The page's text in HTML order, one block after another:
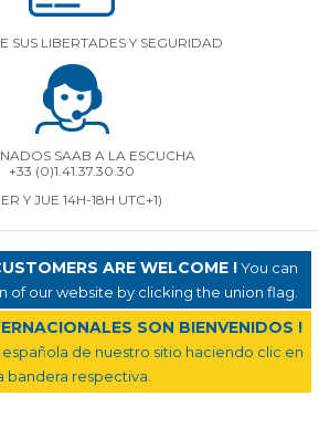
SUS LIBERTADES Y SEGURIDAD
SAAB A LA ESCUCHA
+33 (0)1.41.37.30.30
Y JUE 14H-18H UTC+1)
ARE WELCOME !You can
of our website by clicking the union flag.
SON BIENVENIDOS !
española de nuestro sitio haciendo clic en
bandera respectiva.